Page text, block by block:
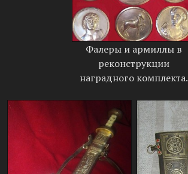
Фалеры и армиллы в
реконструкции
наградного комплекта.